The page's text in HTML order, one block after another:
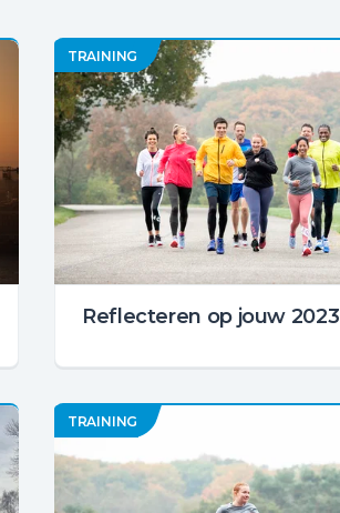
TRAINING
Reflecteren op jouw 2023
TRAINING